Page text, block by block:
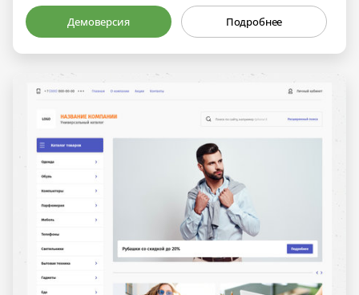
Демоверсия Подробнее